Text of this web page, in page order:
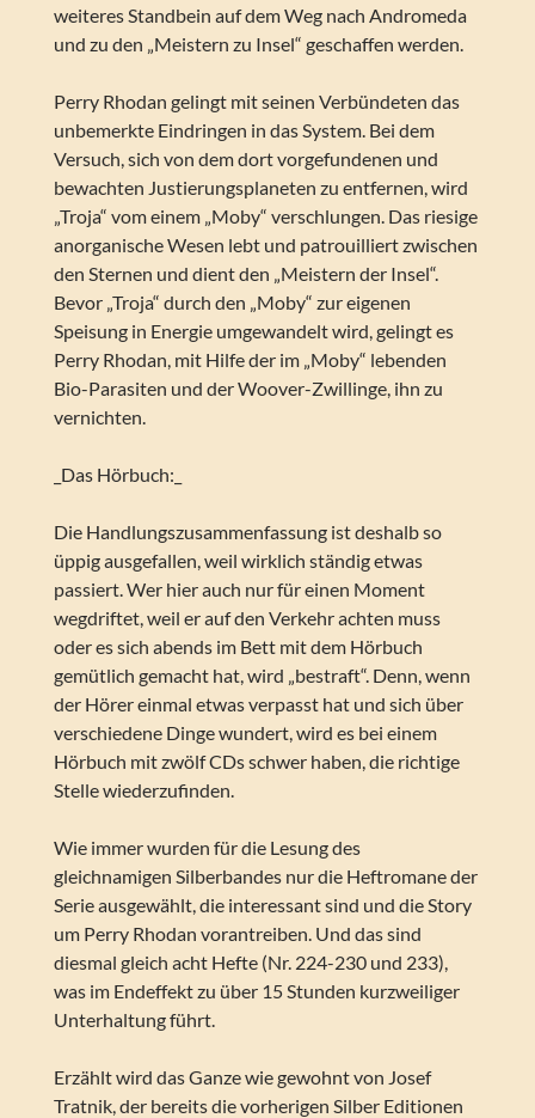
weiteres Standbein auf dem Weg nach Andromeda
und zu den „Meistern zu Insel“ geschaffen werden.
Perry Rhodan gelingt mit seinen Verbündeten das
unbemerkte Eindringen in das System. Bei dem
Versuch, sich von dem dort vorgefundenen und
bewachten Justierungsplaneten zu entfernen, wird
„Troja“ vom einem „Moby“ verschlungen. Das riesige
anorganische Wesen lebt und patrouilliert zwischen
den Sternen und dient den „Meistern der Insel“.
Bevor „Troja“ durch den „Moby“ zur eigenen
Speisung in Energie umgewandelt wird, gelingt es
Perry Rhodan, mit Hilfe der im „Moby“ lebenden
Bio-Parasiten und der Woover-Zwillinge, ihn zu
vernichten.
_Das Hörbuch:_
Die Handlungszusammenfassung ist deshalb so
üppig ausgefallen, weil wirklich ständig etwas
passiert. Wer hier auch nur für einen Moment
wegdriftet, weil er auf den Verkehr achten muss
oder es sich abends im Bett mit dem Hörbuch
gemütlich gemacht hat, wird „bestraft“. Denn, wenn
der Hörer einmal etwas verpasst hat und sich über
verschiedene Dinge wundert, wird es bei einem
Hörbuch mit zwölf CDs schwer haben, die richtige
Stelle wiederzufinden.
Wie immer wurden für die Lesung des
gleichnamigen Silberbandes nur die Heftromane der
Serie ausgewählt, die interessant sind und die Story
um Perry Rhodan vorantreiben. Und das sind
diesmal gleich acht Hefte (Nr. 224-230 und 233),
was im Endeffekt zu über 15 Stunden kurzweiliger
Unterhaltung führt.
Erzählt wird das Ganze wie gewohnt von Josef
Tratnik, der bereits die vorherigen Silber Editionen